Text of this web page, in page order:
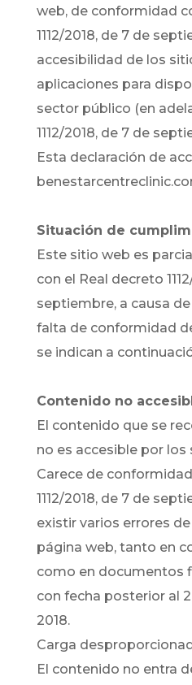
web, de conformidad
1112/2018, de 7 de
accesibilidad de los
aplicaciones para
sector público (en
1112/2018, de 7 de
Esta declaración de
Situación de
Este sitio web es
con el Real decreto
septiembre, a causa
falta de conformidad
se indican a
Contenido no
El contenido que se
no es accesible por
Carece de
1112/2018, de 7 de
existir varios errores
página web, tanto en
como en documentos
con fecha posterior al
2018.
Carga
El contenido no entra